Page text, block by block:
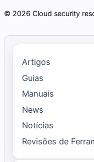
© 2026 Cloud security
Artigos
Guias
Manuais
News
Notícias
Revisões de